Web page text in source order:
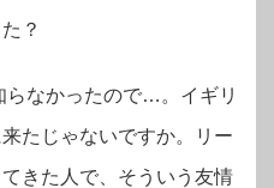
？
らなかったので…。イギリ
たじゃないですか。リー
きた人で、そういう友情